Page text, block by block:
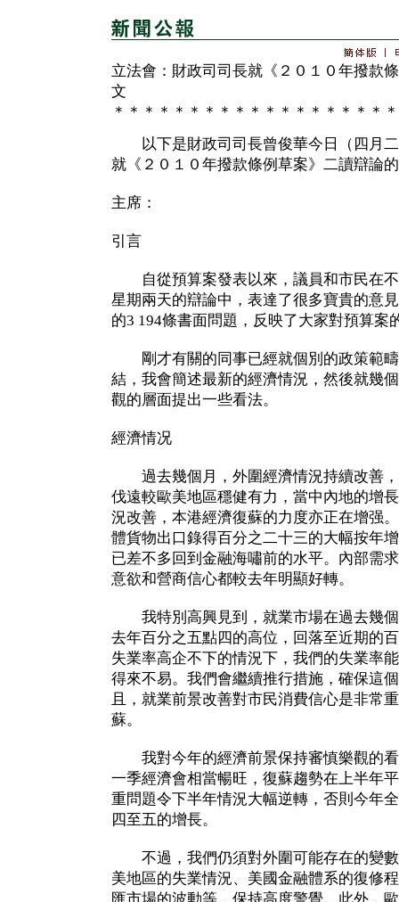
立法會：財政司司長就《２０１０年撥款
文
＊＊＊＊＊＊＊＊＊＊＊＊＊＊＊＊＊＊
以下是財政司司長曾俊華今日（四月二
就《２０１０年撥款條例草案》二讀辯論
主席：
引言
自從預算案發表以來，議員和市民在不
星期兩天的辯論中，表達了很多寶貴的意
的3 194條書面問題，反映了大家對預算案
剛才有關的同事已經就個別的政策範疇
結，我會簡述最新的經濟情況，然後就幾
觀的層面提出一些看法。
經濟情况
過去幾個月，外圍經濟情況持續改善，
伐遠較歐美地區穩健有力，當中內地的增
況改善，本港經濟復蘇的力度亦正在增强
體貨物出口錄得百分之二十三的大幅按年
已差不多回到金融海嘯前的水平。內部需
意欲和營商信心都較去年明顯好轉。
我特別高興見到，就業市場在過去幾個
去年百分之五點四的高位，回落至近期的
失業率高企不下的情況下，我們的失業率
得來不易。我們會繼續推行措施，確保這
且，就業前景改善對市民消費信心是非常
蘇。
我對今年的經濟前景保持審慎樂觀的看
一季經濟會相當暢旺，復蘇趨勢在上半年
重問題令下半年情況大幅逆轉，否則今年
四至五的增長。
不過，我們仍須對外圍可能存在的變數
美地區的失業情況、美國金融體系的復修